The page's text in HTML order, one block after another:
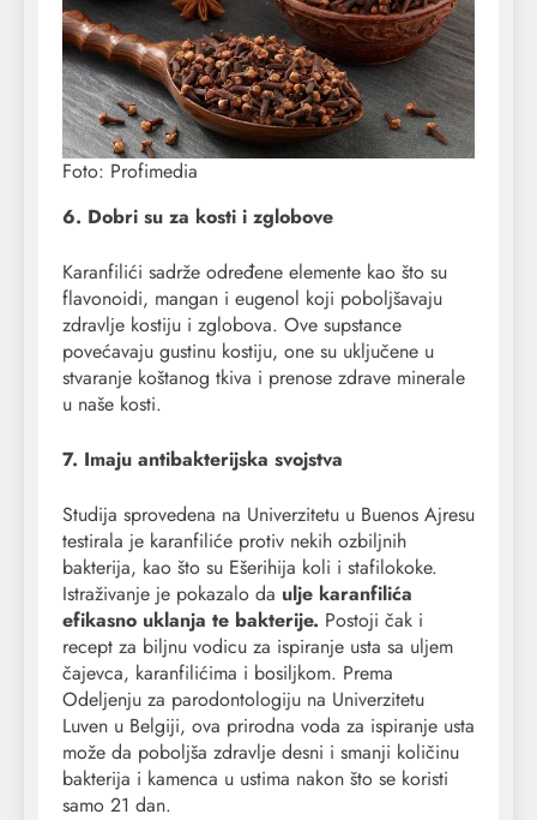
Foto: Profimedia
6. Dobri su za kosti i zglobove
Karanfilići sadrže određene elemente kao što su
flavonoidi, mangan i eugenol koji poboljšavaju
zdravlje kostiju i zglobova. Ove supstance
povećavaju gustinu kostiju, one su uključene u
stvaranje koštanog tkiva i prenose zdrave minerale
u naše kosti.
7. Imaju antibakterijska svojstva
Studija sprovedena na Univerzitetu u Buenos Ajresu
testirala je karanfiliće protiv nekih ozbiljnih
bakterija, kao što su Ešerihija koli i stafilokoke.
Istraživanje je pokazalo da ulje karanfilića
efikasno uklanja te bakterije. Postoji čak i
recept za biljnu vodicu za ispiranje usta sa uljem
čajevca, karanfilićima i bosiljkom. Prema
Odeljenju za parodontologiju na Univerzitetu
Luven u Belgiji, ova prirodna voda za ispiranje usta
može da poboljša zdravlje desni i smanji količinu
bakterija i kamenca u ustima nakon što se koristi
samo 21 dan.